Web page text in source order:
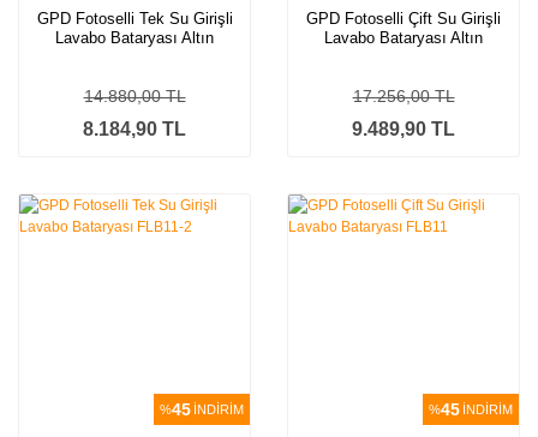
GPD Fotoselli Tek Su Girişli
Lavabo Bataryası Altın
8.184,90 TL
14.880,00 TL
GPD Fotoselli Çift Su Girişli
Lavabo Bataryası Altın
9.489,90 TL
17.256,00 TL
%45 İNDİRİM %45 İNDİRİM